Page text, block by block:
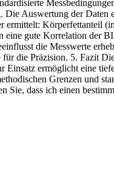
Die Auswertung der
ermittelt: Körperfettanteil
gute Korrelation der
die Messwerte
die Präzision. 5. Fazit
Einsatz ermöglicht eine
Grenzen und
dass ich einen